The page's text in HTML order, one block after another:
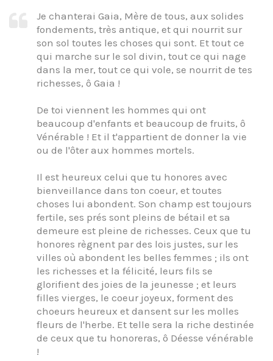
Je chanterai Gaia, Mère de tous, aux solides
fondements, très antique, et qui nourrit sur
son sol toutes les choses qui sont. Et tout ce
qui marche sur le sol divin, tout ce qui nage
dans la mer, tout ce qui vole, se nourrit de tes
richesses, ô Gaia !
De toi viennent les hommes qui ont
beaucoup d'enfants et beaucoup de fruits, ô
Vénérable ! Et il t'appartient de donner la vie
ou de l'ôter aux hommes mortels.
Il est heureux celui que tu honores avec
bienveillance dans ton coeur, et toutes
choses lui abondent. Son champ est toujours
fertile, ses prés sont pleins de bétail et sa
demeure est pleine de richesses. Ceux que tu
honores règnent par des lois justes, sur les
villes où abondent les belles femmes ; ils ont
les richesses et la félicité, leurs fils se
glorifient des joies de la jeunesse ; et leurs
filles vierges, le coeur joyeux, forment des
choeurs heureux et dansent sur les molles
fleurs de l'herbe. Et telle sera la riche destinée
de ceux que tu honoreras, ô Déesse vénérable
!